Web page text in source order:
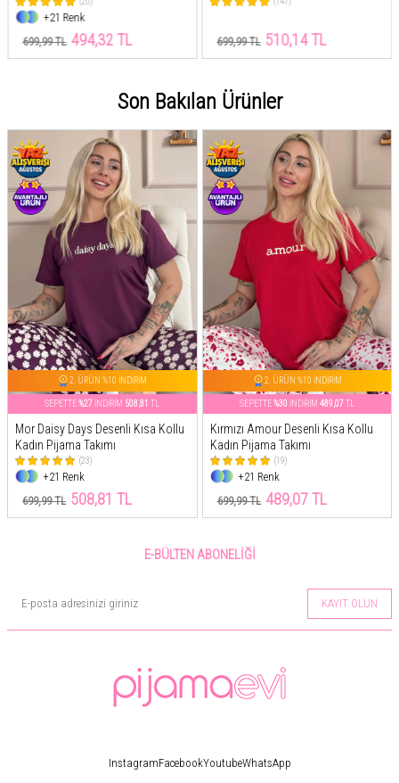
699,99 TL 510,14 TL
699,99 TL 517,81 TL
Son Bakılan Ürünler
2. ÜRÜN %10 İNDİRİM
SEPETTE%27 İNDİRİM 508,81 TL
Mor Daisy Days Desenli Kısa Kollu
Kadın Pijama Takımı
(23)
+21 Renk
699,99 TL 508,81 TL
2. ÜRÜN %10 İNDİRİM
SEPETTE%30 İNDİRİM 489,07TL
Kırmızı Amour Desenli Kısa Kollu
Kadın Pijama Takımı
(19)
+21 Renk
699,99 TL 489,07 TL
E-BÜLTEN ABONELIĞI
KAYIT OLUN
InstagramFacebookYoutubeWhatsApp